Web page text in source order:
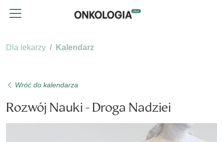
Dla lekarzy Kalendarz
Wróć do kalendarza
Rozwój Nauki - Droga Nadziei